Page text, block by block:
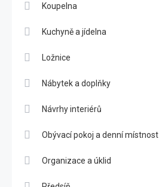
Koupelna
Kuchyně a jídelna
Ložnice
Nábytek a doplňky
Návrhy interiérů
Obývací pokoj a denní místnost
Organizace a úklid